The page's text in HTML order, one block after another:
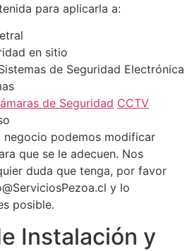
para aplicarla a:
en sitio
de Seguridad Electrónica
de Seguridad CCTV
negocio podemos modificar
que se le adecuen. Nos
duda que tenga, por favor
y lo
posible.
Instalación y